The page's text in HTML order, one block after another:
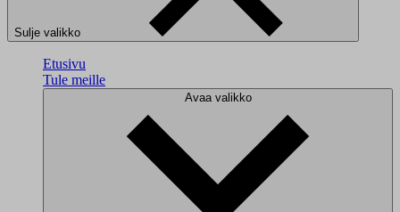
Sulje valikko
Etusivu
Tule meille
Avaa valikko